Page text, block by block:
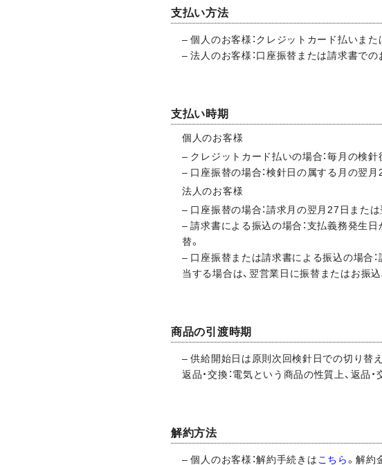
支払い方法
– 個人のお客様：クレジットカード払いまた
– 法人のお客様：口座振替または請求書での
支払い時期
個人のお客様
– クレジットカード払いの場合：毎月の検
– 口座振替の場合：検針日の属する月の翌
法人のお客様
– 口座振替の場合：請求月の翌月27日また
– 請求書による振込の場合：支払義務発生
替。
– 口座振替または請求書による振込の場合
当する場合は、翌営業日に振替またはお振込
商品の引渡時期
– 供給開始日は原則次回検針日での切り替
返品・交換：電気という商品の性質上、返品
解約方法
– 個人のお客様：解約手続きはこちら。解約